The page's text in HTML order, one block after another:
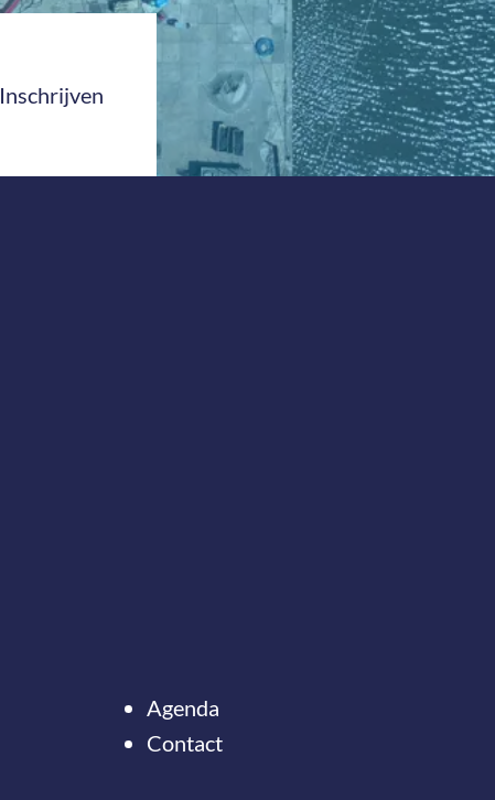
Inschrijven
Agenda
Contact